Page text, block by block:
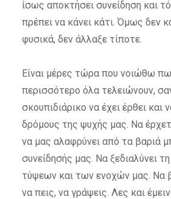
ίσως αποκτήσει συνείδηση και
πρέπει να κάνει κάτι. Όμως δεν
φυσικά, δεν άλλαξε τίποτε.
Είναι μέρες τώρα που νοιώθω
περισσότερο όλα τελειώνουν,
σκουπιδιάρικο να έχει έρθει και
δρόμους της ψυχής μας. Να
να μας αλαφρύνει από τα βαριά
συνείδησής μας. Να ξεδιαλύνει
τύψεων και των ενοχών μας. Να
να πεις, να γράψεις. Λες και